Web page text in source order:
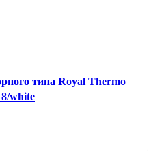
типа Royal Thermo
white